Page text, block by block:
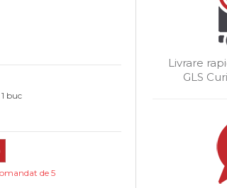
buc
de 5
Livrare
GLS